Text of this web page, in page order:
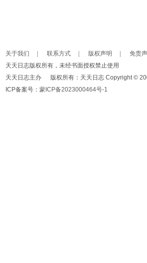
关于我们 联系方式 版权声明
免责
天天日志版权所有，未经书面授权禁止使用
天天日志主办 版权所有：天天日志 Copyright ©
ICP备案号： 蒙ICP备2023000464号-1